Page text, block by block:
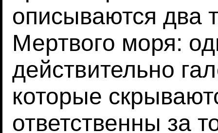
описываются два
Мертвого моря:
действительно
которые
ответственны за